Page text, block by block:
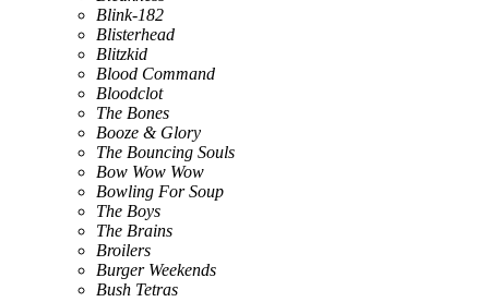
Blink-182
Blisterhead
Blitzkid
Blood Command
Bloodclot
The Bones
Booze & Glory
The Bouncing Souls
Bow Wow Wow
Bowling For Soup
The Boys
The Brains
Broilers
Burger Weekends
Bush Tetras